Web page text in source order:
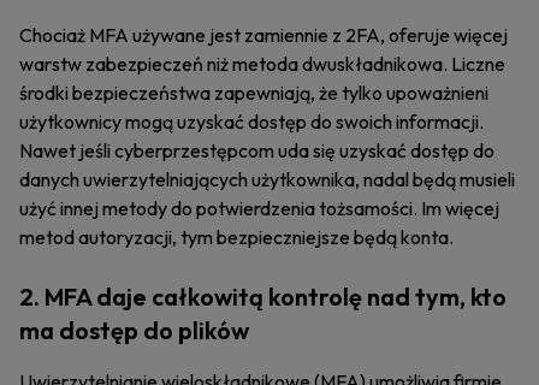
Chociaż MFA używane jest zamiennie z 2FA, oferuje więcej
warstw zabezpieczeń niż metoda dwuskładnikowa. Liczne
środki bezpieczeństwa zapewniają, że tylko upoważnieni
użytkownicy mogą uzyskać dostęp do swoich informacji.
Nawet jeśli cyberprzestępcom uda się uzyskać dostęp do
danych uwierzytelniających użytkownika, nadal będą musieli
użyć innej metody do potwierdzenia tożsamości. Im więcej
metod autoryzacji, tym bezpieczniejsze będą konta.
2. MFA daje całkowitą kontrolę nad tym, kto
ma dostęp do plików